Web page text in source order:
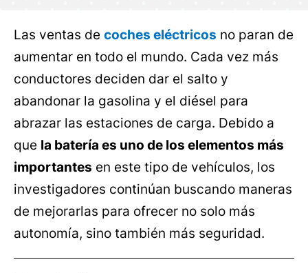
Las ventas de coches eléctricos no paran de
aumentar en todo el mundo. Cada vez más
conductores deciden dar el salto y
abandonar la gasolina y el diésel para
abrazar las estaciones de carga. Debido a
que la batería es uno de los elementos más
importantes en este tipo de vehículos, los
investigadores continúan buscando maneras
de mejorarlas para ofrecer no solo más
autonomía, sino también más seguridad.